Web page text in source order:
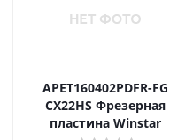
APET160402PDFR-FG
CX22HS Фрезерная
пластина Winstar